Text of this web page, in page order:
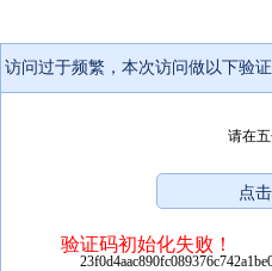
访问过于频繁，本次访问做以下验证
请在
验证码初始化失败！